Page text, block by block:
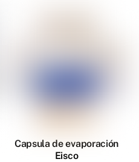
Capsula de evaporación
Eisco